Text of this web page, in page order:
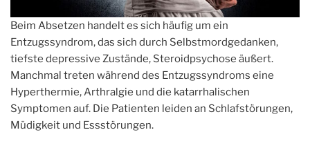
Beim Absetzen handelt es sich häufig um ein
Entzugssyndrom, das sich durch Selbstmordgedanken,
tiefste depressive Zustände, Steroidpsychose äußert.
Manchmal treten während des Entzugssyndroms eine
Hyperthermie, Arthralgie und die katarrhalischen
Symptomen auf. Die Patienten leiden an Schlafstörungen,
Müdigkeit und Essstörungen.